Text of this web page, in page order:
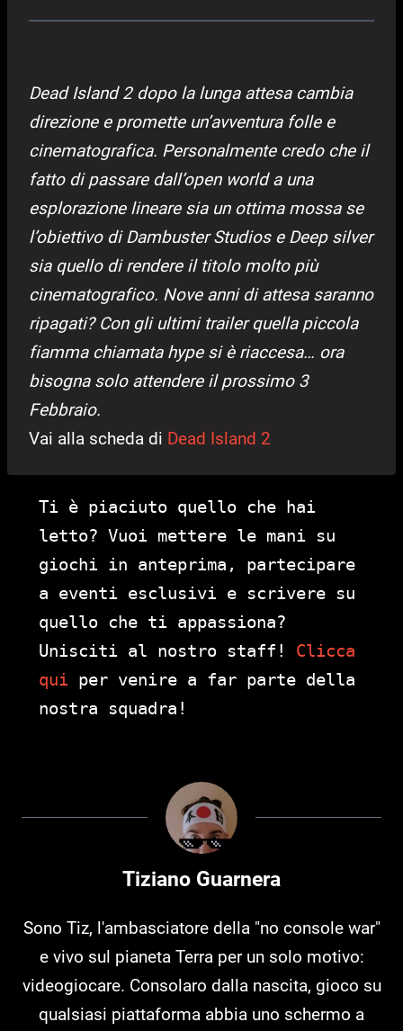
Dead Island 2 dopo la lunga attesa cambia
direzione e promette un’avventura folle e
cinematografica. Personalmente credo che il
fatto di passare dall’open world a una
esplorazione lineare sia un ottima mossa se
l’obiettivo di Dambuster Studios e Deep silver
sia quello di rendere il titolo molto più
cinematografico. Nove anni di attesa saranno
ripagati? Con gli ultimi trailer quella piccola
fiamma chiamata hype si è riaccesa… ora
bisogna solo attendere il prossimo 3
Febbraio.
Vai alla scheda di Dead Island 2
Ti è piaciuto quello che hai
letto? Vuoi mettere le mani su
giochi in anteprima, partecipare
a eventi esclusivi e scrivere su
quello che ti appassiona?
Unisciti al nostro staff! Clicca
qui per venire a far parte della
nostra squadra!
Tiziano Guarnera
Sono Tiz, l'ambasciatore della "no console war"
e vivo sul pianeta Terra per un solo motivo:
videogiocare. Consolaro dalla nascita, gioco su
qualsiasi piattaforma abbia uno schermo a